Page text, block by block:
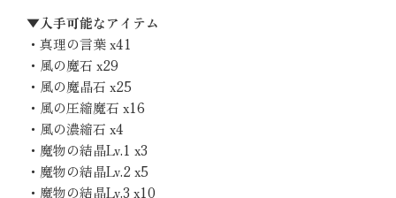
▼入手可能なアイテム
・真理の言葉 x41
・風の魔石 x29
・風の魔晶石 x25
・風の圧縮魔石 x16
・風の濃縮石 x4
・魔物の結晶Lv.1 x3
・魔物の結晶Lv.2 x5
・魔物の結晶Lv.3 x10